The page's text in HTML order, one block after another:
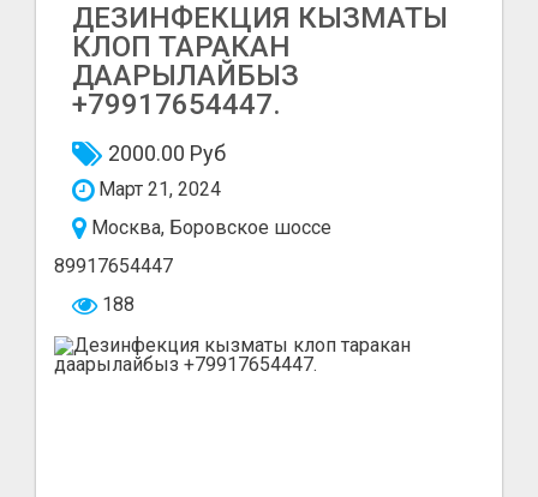
ДЕЗИНФЕКЦИЯ КЫЗМАТЫ
КЛОП ТАРАКАН
ДААРЫЛАЙБЫЗ
+79917654447.
2000.00 Руб
Март 21, 2024
Москва, Боровское шоссе
89917654447
188